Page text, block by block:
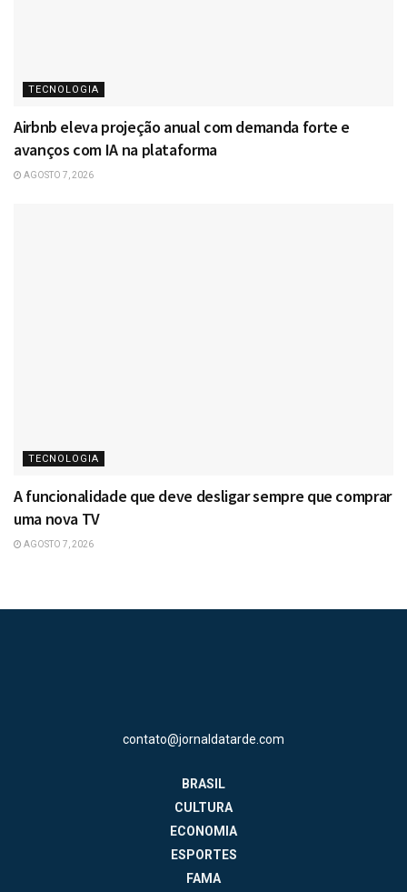
TECNOLOGIA
Airbnb eleva projeção anual com demanda forte e
avanços com IA na plataforma
AGOSTO 7, 2026
TECNOLOGIA
A funcionalidade que deve desligar sempre que comprar
uma nova TV
AGOSTO 7, 2026
contato@jornaldatarde.com
BRASIL
CULTURA
ECONOMIA
ESPORTES
FAMA